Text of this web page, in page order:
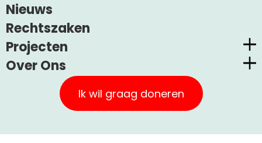
Nieuws
Rechtszaken
Projecten
Nederlandse Privacy Awards
Claimstichting CUIC
PrivacyWijzer
Privacy Coalitie
Over Ons
Privacy First
Onze Successen
Kom in actie
Ik wil graag doneren
GOOGLE, YAHOO, MICROSOFT BERISPT DOOR EU
Google, Yahoo, Microsoft
berispt door EU
Uncategorized 21 juni, 2010